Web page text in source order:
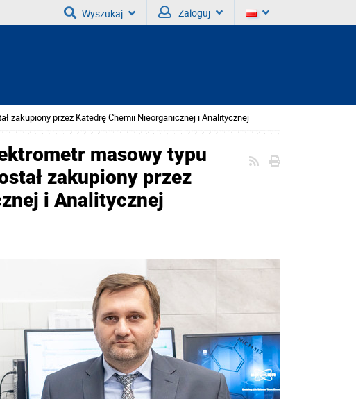
Wyszukaj Zaloguj
zakupiony przez Katedrę Chemii Nieorganicznej i Analitycznej
masowy typu
zakupiony przez
i Analitycznej